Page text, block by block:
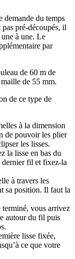
demande du temps
pré-découpés, il
à une. Le
par
de 60 m de
de 55 mm.
de ce type de
à la dimension
de pouvoir les plier
les lisses.
la lisse en bas du
fil et fixez-la
à travers les
sa position. Il faut la
terminé, vous arrivez
autour du fil puis
lisse fixée,
ce que votre